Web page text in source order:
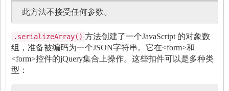
此方法不接受任何参数。
.serializeArray() 方法创建了一个JavaScript 的对象数
组，准备被编码为一个JSON字符串。它在<form>和
<form>控件的jQuery集合上操作。这些扣件可以是多种类
型：